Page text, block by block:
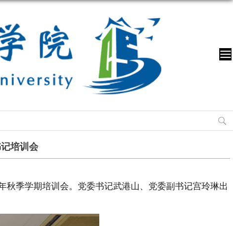
培训会
季学期培训会。党委书记武港山、党委副书记宫玲琳出